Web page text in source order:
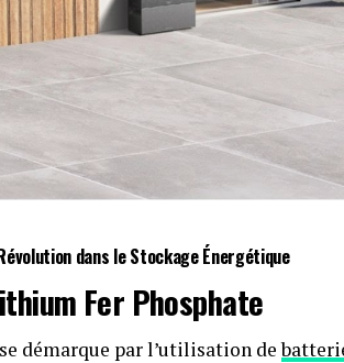
dans le Stockage Énergétique
Fer Phosphate
se démarque par l’utilisation de